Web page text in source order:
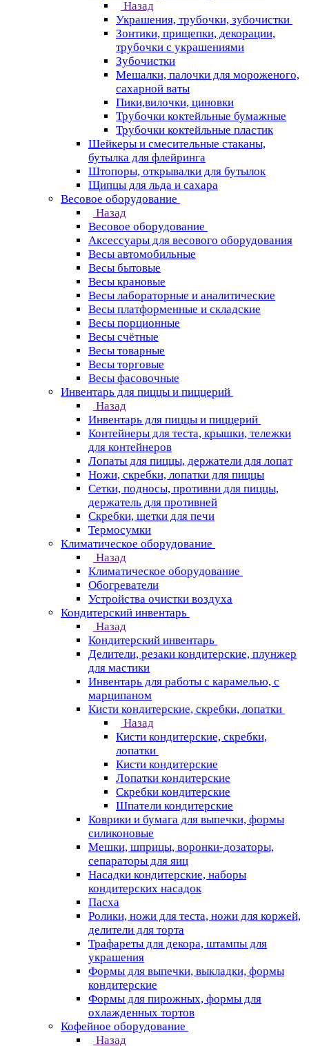
Назад
Украшения, трубочки, зубочистки
Зонтики, прищепки, декорации,
трубочки с украшениями
Зубочистки
Мешалки, палочки для мороженого,
сахарной ваты
Пики,вилочки, циновки
Трубочки коктейльные бумажные
Трубочки коктейльные пластик
Шейкеры и смесительные стаканы,
бутылка для флейринга
Штопоры, открывалки для бутылок
Щипцы для льда и сахара
Весовое оборудование
Назад
Весовое оборудование
Аксессуары для весового оборудования
Весы автомобильные
Весы бытовые
Весы крановые
Весы лабораторные и аналитические
Весы платформенные и складские
Весы порционные
Весы счётные
Весы товарные
Весы торговые
Весы фасовочные
Инвентарь для пиццы и пиццерий
Назад
Инвентарь для пиццы и пиццерий
Контейнеры для теста, крышки, тележки
для контейнеров
Лопаты для пиццы, держатели для лопат
Ножи, скребки, лопатки для пиццы
Сетки, подносы, противни для пиццы,
держатель для противней
Скребки, щетки для печи
Термосумки
Климатическое оборудование
Назад
Климатическое оборудование
Обогреватели
Устройства очистки воздуха
Кондитерский инвентарь
Назад
Кондитерский инвентарь
Делители, резаки кондитерские, плунжер
для мастики
Инвентарь для работы с карамелью, с
марципаном
Кисти кондитерские, скребки, лопатки
Назад
Кисти кондитерские, скребки,
лопатки
Кисти кондитерские
Лопатки кондитерские
Скребки кондитерские
Шпатели кондитерские
Коврики и бумага для выпечки, формы
силиконовые
Мешки, шприцы, воронки-дозаторы,
сепараторы для яиц
Насадки кондитерские, наборы
кондитерских насадок
Пасха
Ролики, ножи для теста, ножи для коржей,
делители для торта
Трафареты для декора, штампы для
украшения
Формы для выпечки, выкладки, формы
кондитерские
Формы для пирожных, формы для
охлажденных тортов
Кофейное оборудование
Назад